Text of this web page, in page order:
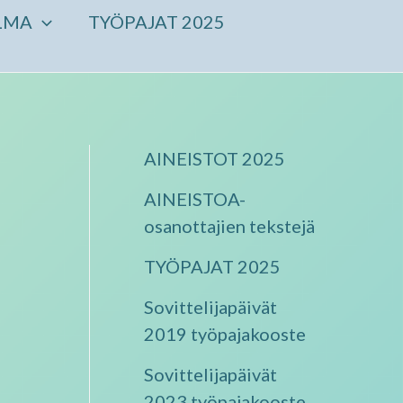
TYÖPAJAT 2025
AINEISTOT 2025
AINEISTOA-
osanottajien tekstejä
TYÖPAJAT 2025
Sovittelijapäivät
2019 työpajakooste
Sovittelijapäivät